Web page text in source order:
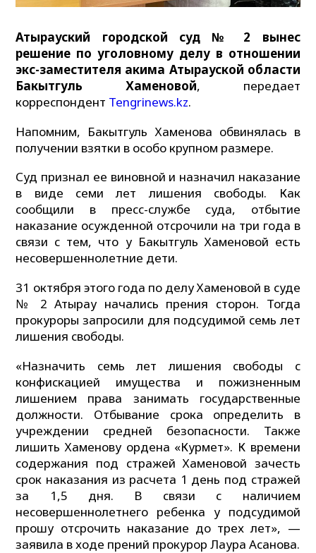
Атырауский городской суд № 2 вынес
решение по уголовному делу в отношении
экс-заместителя акима Атырауской области
Бакытгуль Хаменовой, передает
корреспондент Tengrinews.kz.
Напомним, Бакытгуль Хаменова обвинялась в
получении взятки в особо крупном размере.
Суд признал ее виновной и назначил наказание
в виде семи лет лишения свободы. Как
сообщили в пресс-службе суда, отбытие
наказание осужденной отсрочили на три года в
связи с тем, что у Бакытгуль Хаменовой есть
несовершеннолетние дети.
31 октября этого года по делу Хаменовой в суде
№ 2 Атырау начались прения сторон. Тогда
прокуроры запросили для подсудимой семь лет
лишения свободы.
«Назначить семь лет лишения свободы с
конфискацией имущества и пожизненным
лишением права занимать государственные
должности. Отбывание срока определить в
учреждении средней безопасности. Также
лишить Хаменову ордена «Курмет». К времени
содержания под стражей Хаменовой зачесть
срок наказания из расчета 1 день под стражей
за 1,5 дня. В связи с наличием
несовершеннолетнего ребенка у подсудимой
прошу отсрочить наказание до трех лет», —
заявила в ходе прений прокурор Лаура Асанова.